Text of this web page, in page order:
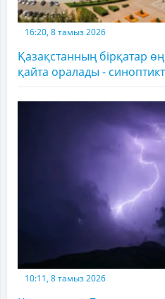
16:20, 8 тамыз 2026
Қазақстанның бірқатар
қайта оралады -
10:11, 8 тамыз 2026